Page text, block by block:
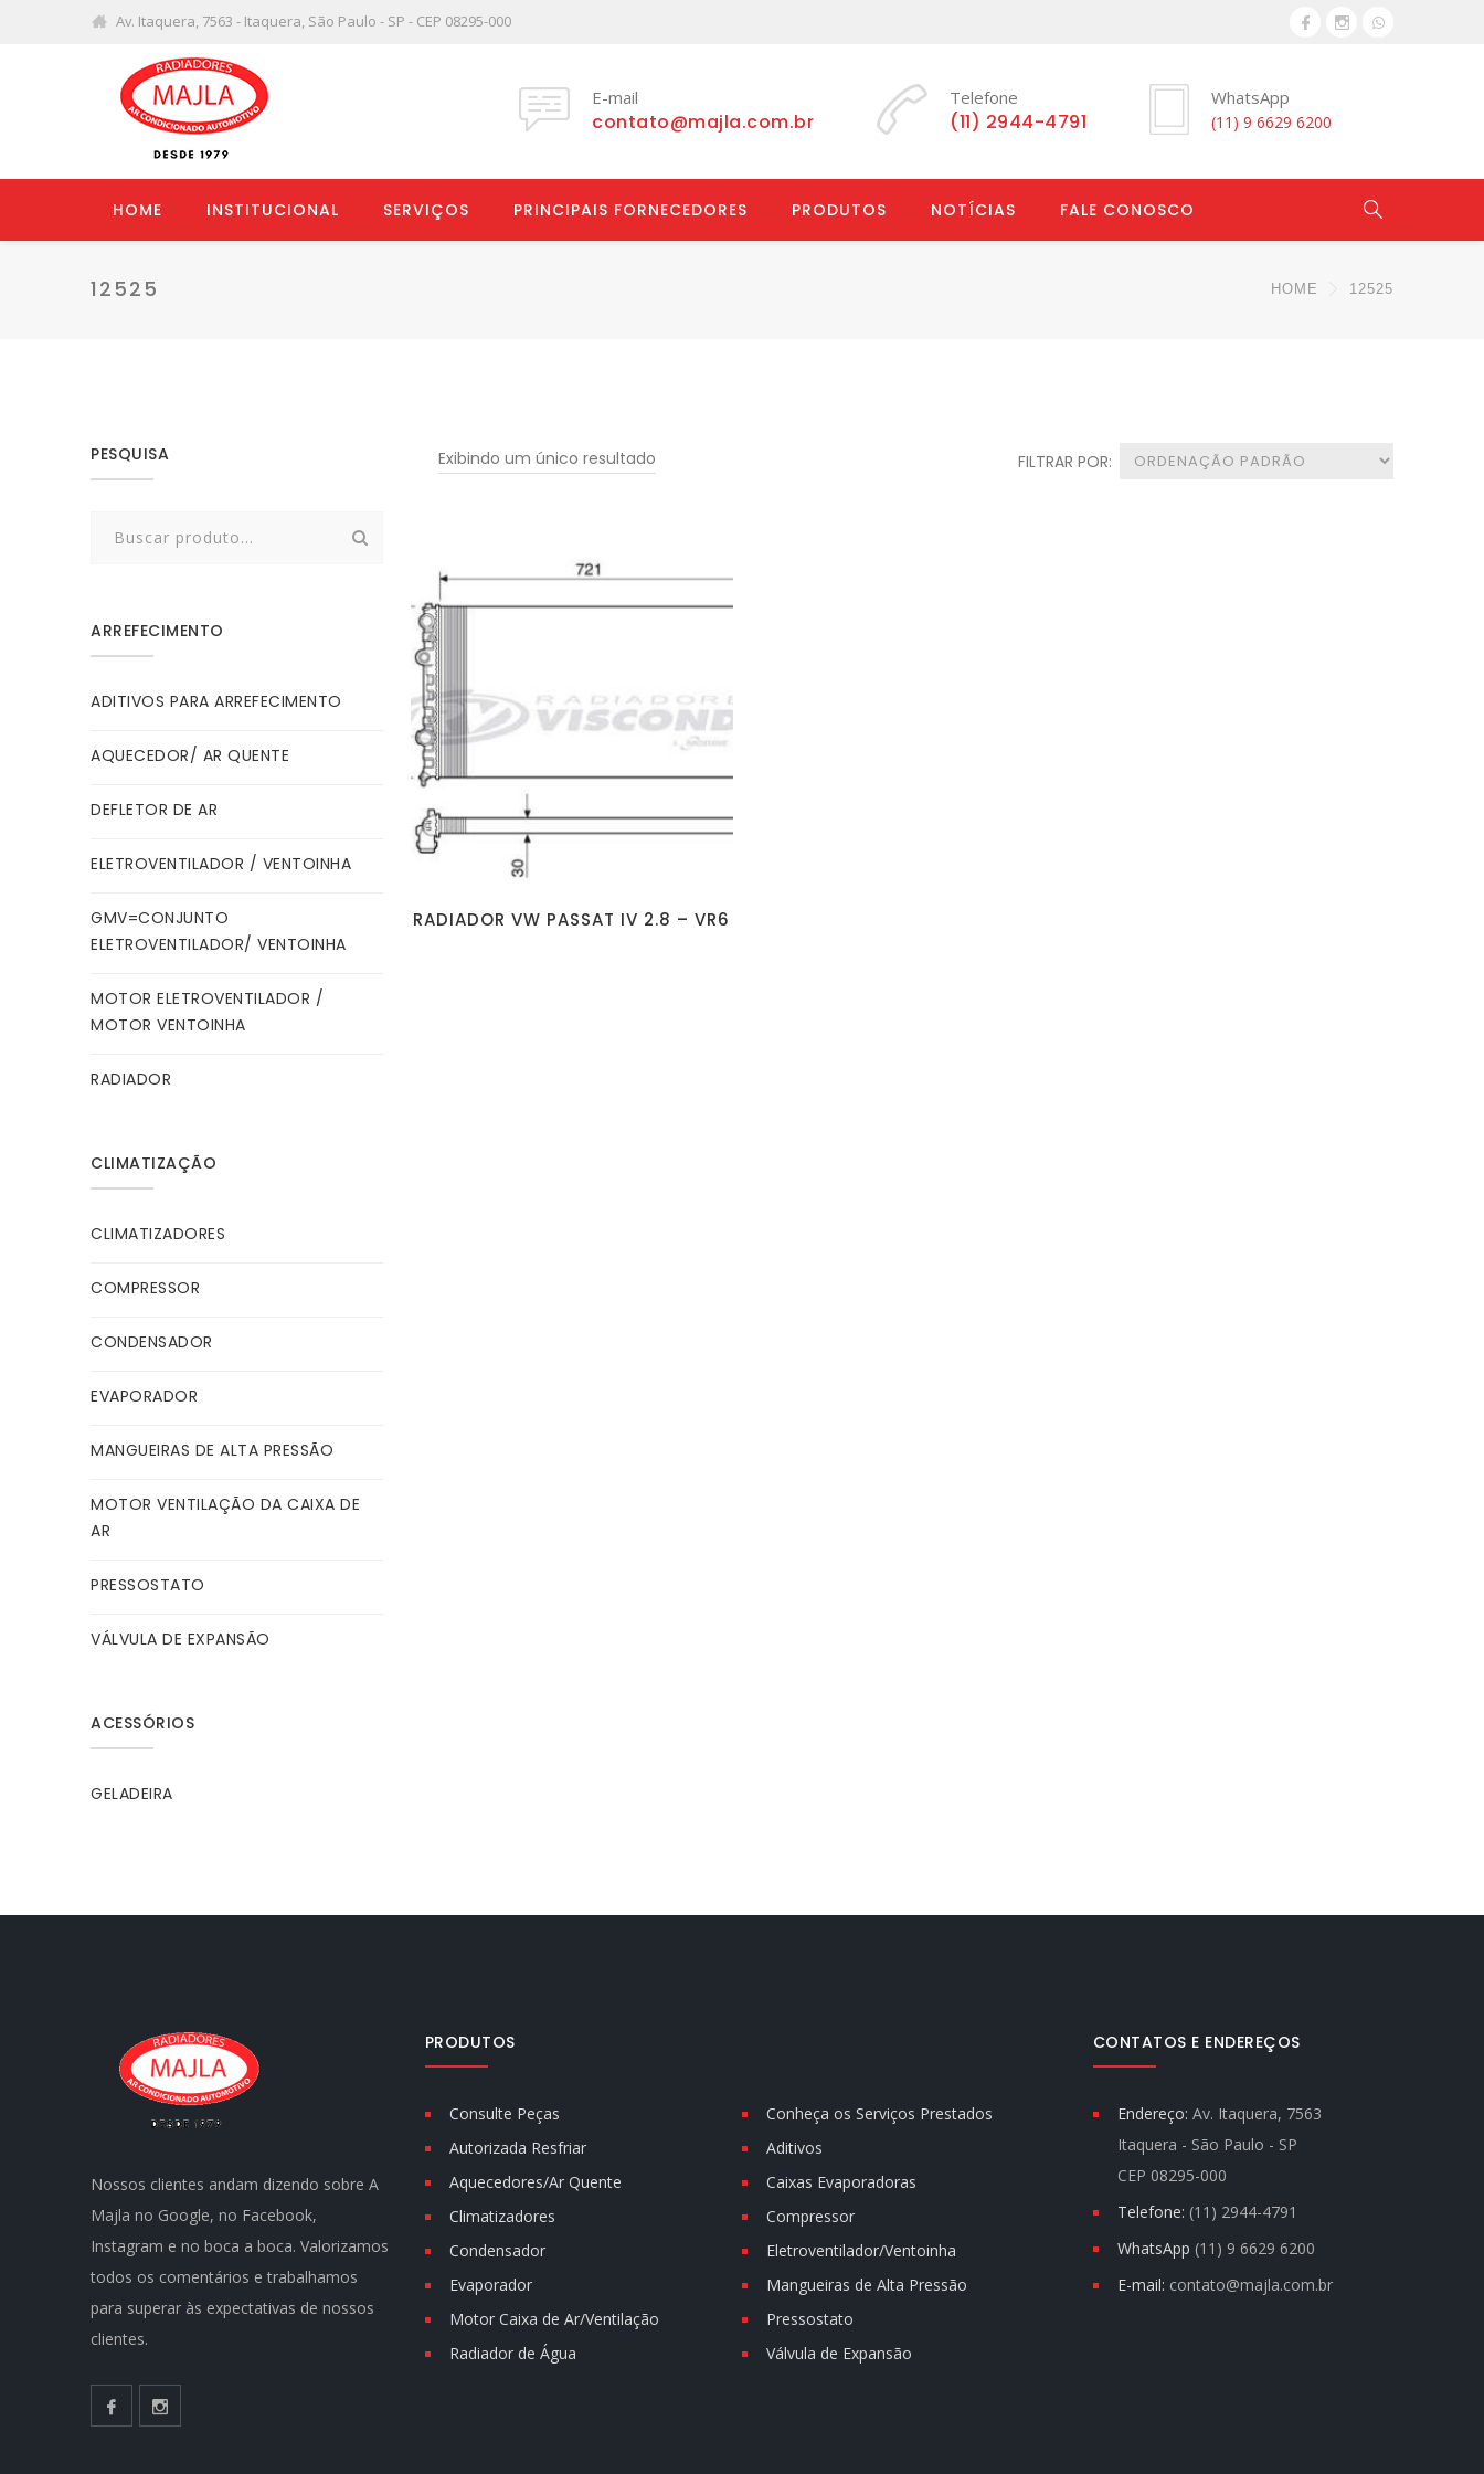
Av. Itaquera, 7563 - Itaquera, São Paulo - SP - CEP 08295-000
E-mail
contato@majla.com.br
Telefone
(11) 2944-4791
WhatsApp
(11) 9 6629 6200
HOME INSTITUCIONAL SERVIÇOS PRINCIPAIS FORNECEDORES PRODUTOS NOTÍCIAS FALE CONOSCO
12525 HOME 12525
Exibindo um único resultado
RADIADOR VW PASSAT IV 2.8 – VR6
PESQUISA
ARREFECIMENTO
ADITIVOS PARA ARREFECIMENTO
AQUECEDOR/ AR QUENTE
DEFLETOR DE AR
ELETROVENTILADOR / VENTOINHA
GMV=CONJUNTO
ELETROVENTILADOR/ VENTOINHA
MOTOR ELETROVENTILADOR /
MOTOR VENTOINHA
RADIADOR
CLIMATIZAÇÃO
CLIMATIZADORES
COMPRESSOR
CONDENSADOR
EVAPORADOR
MANGUEIRAS DE ALTA PRESSÃO
MOTOR VENTILAÇÃO DA CAIXA DE
AR
PRESSOSTATO
VÁLVULA DE EXPANSÃO
ACESSÓRIOS
GELADEIRA
Nossos clientes andam dizendo sobre A
Majla no Google, no Facebook,
Instagram e no boca a boca. Valorizamos
todos os comentários e trabalhamos
para superar às expectativas de nossos
clientes.
PRODUTOS
Consulte Peças
Conheça os Serviços Prestados
Autorizada Resfriar
Aditivos
Aquecedores/Ar Quente
Caixas Evaporadoras
Climatizadores
Compressor
Condensador
Eletroventilador/Ventoinha
Evaporador
Mangueiras de Alta Pressão
Motor Caixa de Ar/Ventilação
Pressostato
Radiador de Água
Válvula de Expansão
CONTATOS E ENDEREÇOS
Endereço: Av. Itaquera, 7563
Itaquera - São Paulo - SP
CEP 08295-000
Telefone: (11) 2944-4791
WhatsApp (11) 9 6629 6200
E-mail: contato@majla.com.br